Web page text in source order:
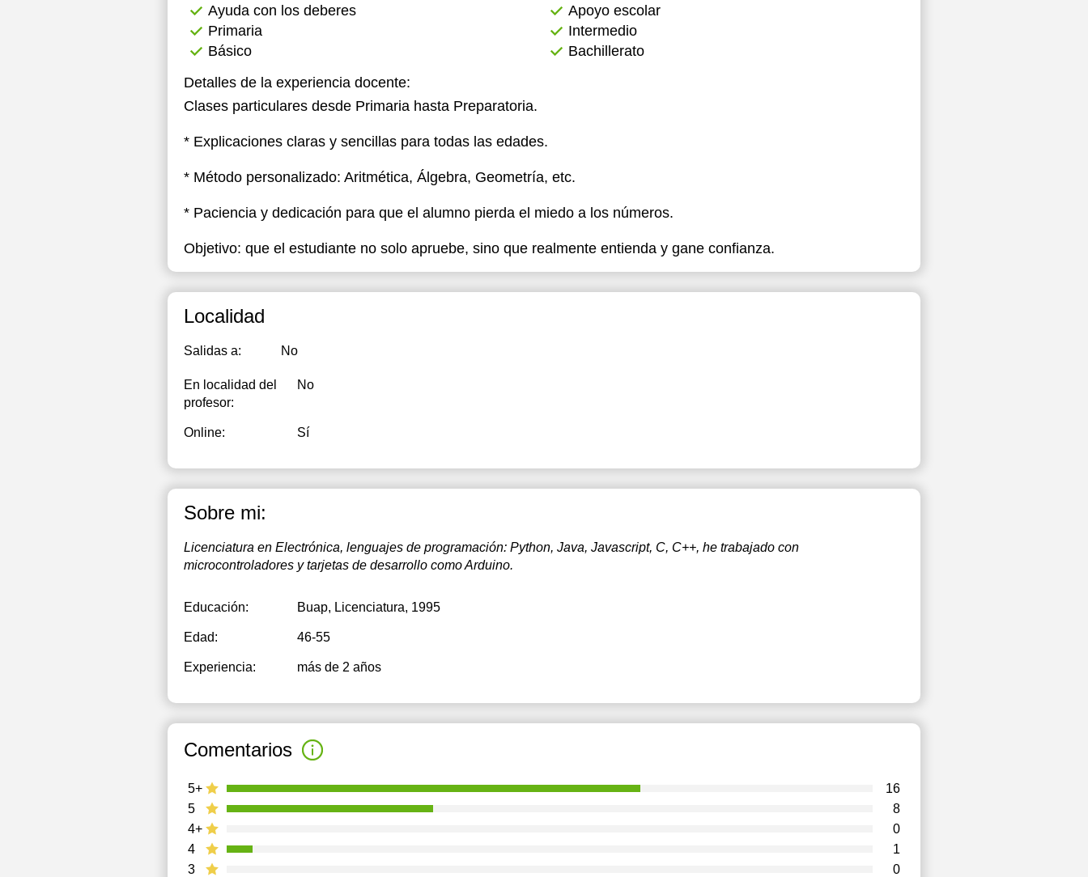
Ayuda con los deberes
Apoyo escolar
Primaria
Intermedio
Básico
Bachillerato
Detalles de la experiencia docente:
Clases particulares desde Primaria hasta Preparatoria.
* Explicaciones claras y sencillas para todas las edades.
* Método personalizado: Aritmética, Álgebra, Geometría, etc.
* Paciencia y dedicación para que el alumno pierda el miedo a los números.
Objetivo: que el estudiante no solo apruebe, sino que realmente entienda y gane confianza.
Localidad
Salidas a: No
En localidad del
profesor:
No
Online: Sí
Sobre mi:
Licenciatura en Electrónica, lenguajes de programación: Python, Java, Javascript, C, C++, he trabajado con
microcontroladores y tarjetas de desarrollo como Arduino.
Educación: Buap, Licenciatura, 1995
Edad: 46-55
Experiencia: más de 2 años
Comentarios
3 0
4 1
4+ 0
5 8
5+ 16
16:00
17:00
17:30
18:00
18:30
19:00
21:00